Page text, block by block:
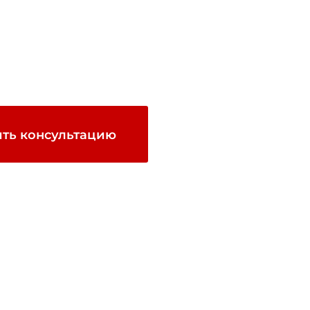
консультацию